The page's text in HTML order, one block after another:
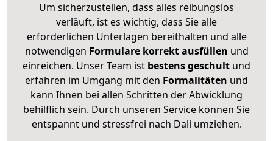
Um sicherzustellen, dass alles reibungslos
verläuft, ist es wichtig, dass Sie alle
erforderlichen Unterlagen bereithalten und alle
notwendigen Formulare korrekt ausfüllen und
einreichen. Unser Team ist bestens geschult und
erfahren im Umgang mit den Formalitäten und
kann Ihnen bei allen Schritten der Abwicklung
behilflich sein. Durch unseren Service können Sie
entspannt und stressfrei nach Dali umziehen.